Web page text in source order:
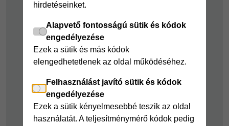
hirdetéseinket.
Alapvető fontosságú sütik és kódok
engedélyezése
Ezek a sütik és más kódok
elengedhetetlenek az oldal működéséhez.
Felhasználást javító sütik és kódok
engedélyezése
Ezek a sütik kényelmesebbé teszik az oldal
használatát. A teljesítménymérő kódok pedig
Mindig Kéznél
kölcsön
Mindig Kéznél
kölcsön
Takarékszámla
Pénzügyi Navigátor
Cofidis Bank a